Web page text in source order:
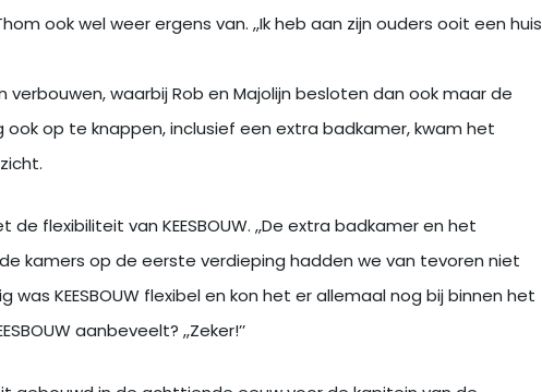
ook wel weer ergens van. ,,Ik heb aan zijn ouders ooit een huis
verbouwen, waarbij Rob en Majolijn besloten dan ook maar de
ook op te knappen, inclusief een extra badkamer, kwam het
de flexibiliteit van KEESBOUW. ,,De extra badkamer en het
kamers op de eerste verdieping hadden we van tevoren niet
was KEESBOUW flexibel en kon het er allemaal nog bij binnen het
aanbeveelt? ,,Zeker!’’